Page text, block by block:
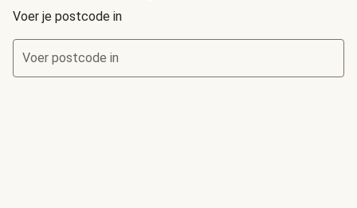
Voer je postcode in
Voer postcode in